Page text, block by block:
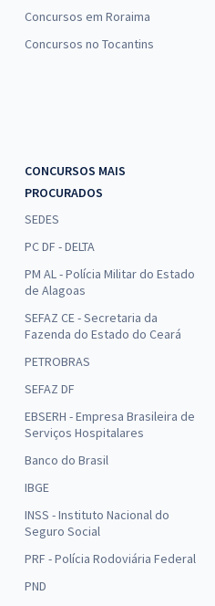
Concursos em Roraima
Concursos no Tocantins
CONCURSOS MAIS
PROCURADOS
SEDES
PC DF - DELTA
PM AL - Polícia Militar do Estado
de Alagoas
SEFAZ CE - Secretaria da
Fazenda do Estado do Ceará
PETROBRAS
SEFAZ DF
EBSERH - Empresa Brasileira de
Serviços Hospitalares
Banco do Brasil
IBGE
INSS - Instituto Nacional do
Seguro Social
PRF - Polícia Rodoviária Federal
PND